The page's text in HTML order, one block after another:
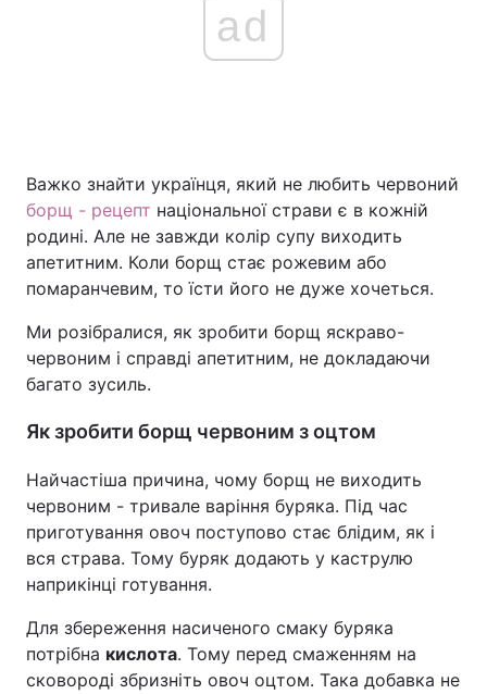
ad
Важко знайти українця, який не любить червоний
борщ - рецепт національної страви є в кожній
родині. Але не завжди колір супу виходить
апетитним. Коли борщ стає рожевим або
помаранчевим, то їсти його не дуже хочеться.
Ми розібралися, як зробити борщ яскраво-
червоним і справді апетитним, не докладаючи
багато зусиль.
Як зробити борщ червоним з оцтом
Найчастіша причина, чому борщ не виходить
червоним - тривале варіння буряка. Під час
приготування овоч поступово стає блідим, як і
вся страва. Тому буряк додають у каструлю
наприкінці готування.
Для збереження насиченого смаку буряка
потрібна кислота. Тому перед смаженням на
сковороді збризніть овоч оцтом. Така добавка не